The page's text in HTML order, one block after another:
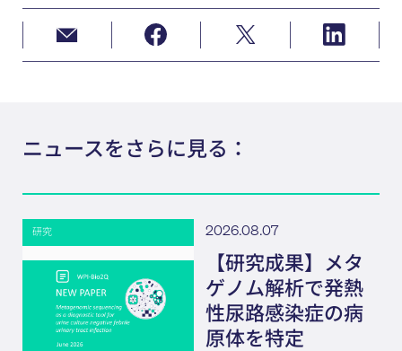
ニュースをさらに見る：
研究 2026.08.07
【研究成果】メタ
ゲノム解析で発熱
性尿路感染症の病
原体を特定